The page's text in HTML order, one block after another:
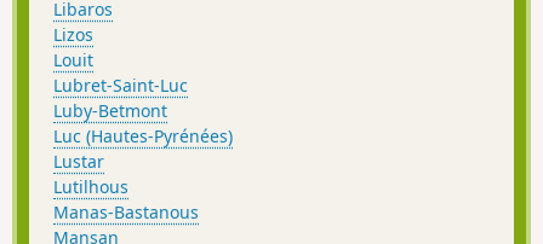
Libaros
Lizos
Louit
Lubret-Saint-Luc
Luby-Betmont
Luc (Hautes-Pyrénées)
Lustar
Lutilhous
Manas-Bastanous
Mansan